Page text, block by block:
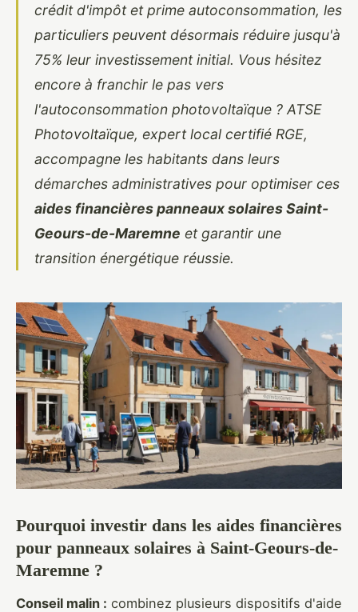
crédit d'impôt et prime autoconsommation, les
particuliers peuvent désormais réduire jusqu'à
75% leur investissement initial. Vous hésitez
encore à franchir le pas vers
l'autoconsommation photovoltaïque ? ATSE
Photovoltaïque, expert local certifié RGE,
accompagne les habitants dans leurs
démarches administratives pour optimiser ces
aides financières panneaux solaires Saint-
Geours-de-Maremne et garantir une
transition énergétique réussie.
Pourquoi investir dans les aides financières
pour panneaux solaires à Saint-Geours-de-
Maremne ?
Conseil malin : combinez plusieurs dispositifs d'aide